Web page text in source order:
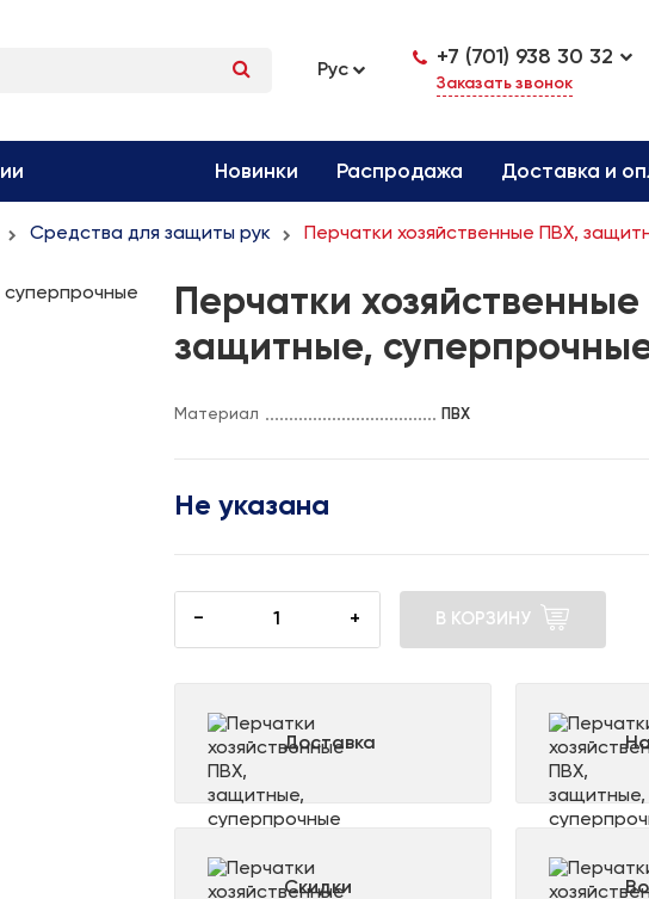
Рус
+7 (701) 938 30 32
Заказать звонок
Новинки Распродажа Доставка и
Средства для защиты рук Перчатки хозяйственные ПВХ,
Перчатки
защитные,
Материал ПВХ
Не указана
− + В КОРЗИНУ
Доставка
Скидки